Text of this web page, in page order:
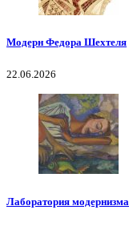
Модерн Федора Шехтеля
22.06.2026
Лаборатория модернизма